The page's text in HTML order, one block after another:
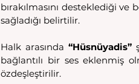
bırakılmasını desteklediği
sağladığı belirtilir.
Halk arasında “Hüsnüyadis”
bağlantılı bir ses eklenmiş
özdeşleştirilir.